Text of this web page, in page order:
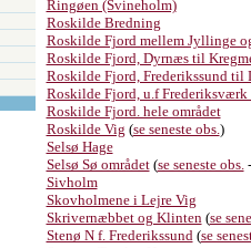
Ringøen (Svineholm)
Roskilde Bredning
Roskilde Fjord mellem Jyllinge
Roskilde Fjord, Dyrnæs til
Roskilde Fjord, Frederikssund til
Roskilde Fjord, u.f Frederiksværk
Roskilde Fjord. hele området
Roskilde Vig (se seneste obs.)
Selsø Hage
Selsø Sø området(se seneste obs.
Sivholm
Skovholmene i Lejre Vig
Skrivernæbbet og Klinten(se
Stenø N f. Frederikssund(se